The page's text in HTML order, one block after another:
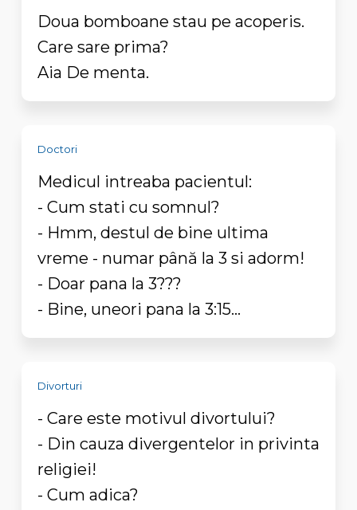
Doua bomboane stau pe acoperis.
Care sare prima?
Aia De menta.
Doctori
Medicul intreaba pacientul:
- Cum stati cu somnul?
- Hmm, destul de bine ultima
vreme - numar până la 3 si adorm!
- Doar pana la 3???
- Bine, uneori pana la 3:15...
Divorturi
- Care este motivul divortului?
- Din cauza divergentelor in privinta
religiei!
- Cum adica?